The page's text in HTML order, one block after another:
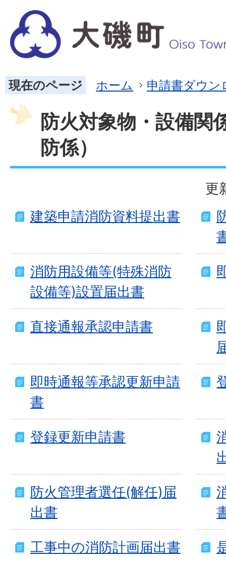
現在のページ ホーム 申請書ダウン
防火対象物・設備関
防係）
更
建築申請消防資料提出書
消防用設備等(特殊消防
設備等)設置届出書
直接通報承認申請書
即時通報等承認更新申請
書
登録更新申請書
防火管理者選任(解任)届
出書
工事中の消防計画届出書